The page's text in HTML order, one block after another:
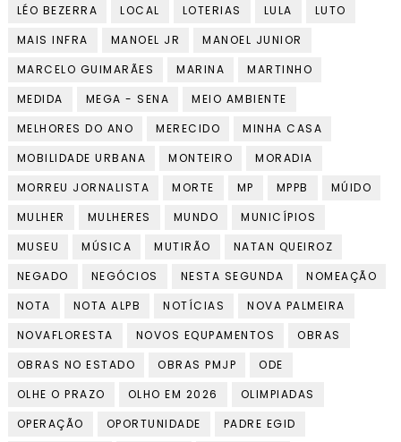
LÉO BEZERRA
LOCAL LOTERIAS LULA
LUTO
MAIS INFRA
MANOEL JR
MANOEL JUNIOR
MARCELO GUIMARÃES
MARINA
MARTINHO
MEDIDA
MEGA - SENA
MEIO AMBIENTE
MELHORES DO ANO
MERECIDO
MINHA CASA
MOBILIDADE URBANA
MONTEIRO
MORADIA
MORREU JORNALISTA
MORTE MP MPPB
MÚIDO
MULHER
MULHERES MUNDO
MUNICÍPIOS
MUSEU
MÚSICA MUTIRÃO
NATAN QUEIROZ
NEGADO
NEGÓCIOS NESTA SEGUNDA
NOMEAÇÃO
NOTA
NOTA ALPB NOTÍCIAS
NOVA PALMEIRA
NOVAFLORESTA
NOVOS EQUPAMENTOS
OBRAS
OBRAS NO ESTADO
OBRAS PMJP
ODE
OLHE O PRAZO
OLHO EM 2026
OLIMPIADAS
OPERAÇÃO
OPORTUNIDADE
PADRE EGID